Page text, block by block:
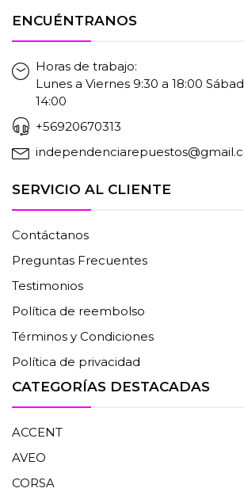
ENCUÉNTRANOS
Horas de trabajo:
Lunes a Viernes 9:30 a 18:00
14:00
+56920670313
SERVICIO AL CLIENTE
Contáctanos
Preguntas Frecuentes
Testimonios
Política de reembolso
Términos y Condiciones
Política de privacidad
CATEGORÍAS DESTACADAS
ACCENT
AVEO
CORSA